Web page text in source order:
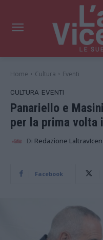
Home Cultura Eventi
CULTURA EVENTI
Panariello e
per la prima volta
Di Redazione
Facebook